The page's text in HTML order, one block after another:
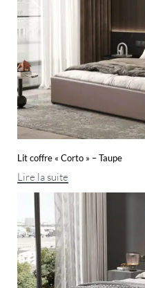
Lit coffre « Corto » – Taupe
Lire la suite